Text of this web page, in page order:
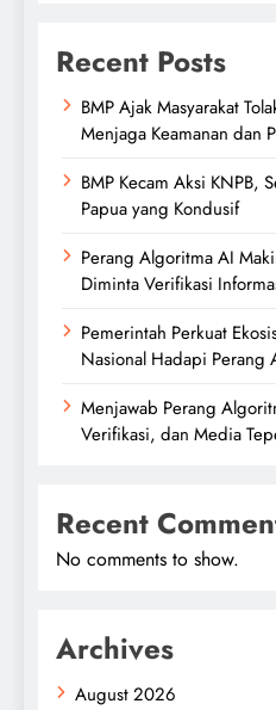
Recent Posts
BMP Ajak Masyarakat
Menjaga Keamanan dan
BMP Kecam Aksi KNPB,
Papua yang Kondusif
Perang Algoritma AI
Diminta Verifikasi
Pemerintah Perkuat
Nasional Hadapi Perang
Menjawab Perang
Verifikasi, dan Media
Recent
No comments to show.
Archives
August 2026